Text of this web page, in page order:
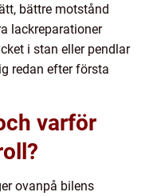
bättre motstånd
lackreparationer
i stan eller pendlar
redan efter första
varför
ovanpå bilens